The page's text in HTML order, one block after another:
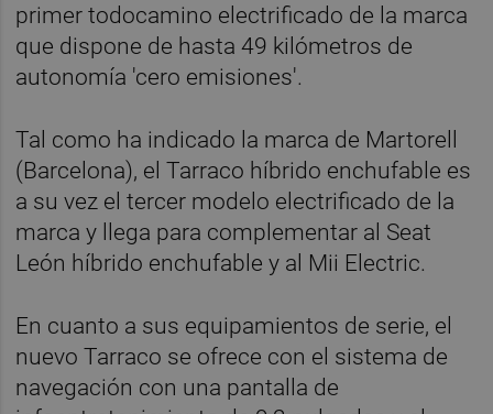
primer todocamino electrificado de la marca
que dispone de hasta 49 kilómetros de
autonomía 'cero emisiones'.
Tal como ha indicado la marca de Martorell
(Barcelona), el Tarraco híbrido enchufable es
a su vez el tercer modelo electrificado de la
marca y llega para complementar al Seat
León híbrido enchufable y al Mii Electric.
En cuanto a sus equipamientos de serie, el
nuevo Tarraco se ofrece con el sistema de
navegación con una pantalla de